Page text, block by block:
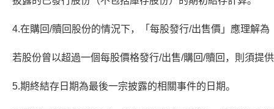
4.在購回/贖回股份的情況下，「每股發行/出售價」應理解
若股份曾以超過一個每股價格發行/出售/購回/贖回，則須提
5.期終結存日期為最後一宗披露的相關事件的日期。